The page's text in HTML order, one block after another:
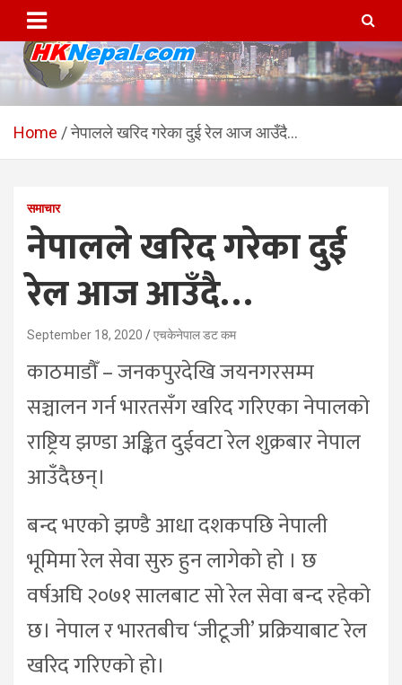
content
HKNepal.com – हङकङबाट
सञ्चालित पहिलो नेपाली अनलाईन
hknepal, hknepal.com, hk nepal, hk nepal com
Home नेपालले खरिद गरेका दुई रेल आज आउँदै…
समाचार
नेपालले खरिद गरेका दुई
रेल आज आउँदै…
September 18, 2020 एचकेनेपाल डट कम
काठमाडौँ – जनकपुरदेखि जयनगरसम्म
सञ्चालन गर्न भारतसँग खरिद गरिएका नेपालको
राष्ट्रिय झण्डा अङ्कित दुईवटा रेल शुक्रबार नेपाल
आउँदैछन्।
बन्द भएको झण्डै आधा दशकपछि नेपाली
भूमिमा रेल सेवा सुरु हुन लागेको हो । छ
वर्षअघि २०७१ सालबाट सो रेल सेवा बन्द रहेको
छ। नेपाल र भारतबीच ‘जीटूजी’ प्रक्रियाबाट रेल
खरिद गरिएको हो।